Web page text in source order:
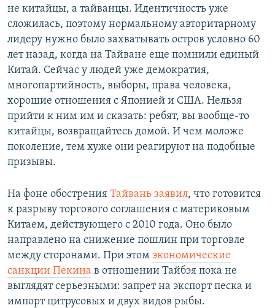
не китайцы, а тайванцы. Идентичность уже
сложилась, поэтому нормальному авторитарному
лидеру нужно было захватывать остров условно 60
лет назад, когда на Тайване еще помнили единый
Китай. Сейчас у людей уже демократия,
многопартийность, выборы, права человека,
хорошие отношения с Японией и США. Нельзя
прийти к ним им и сказать: ребят, вы вообще-то
китайцы, возвращайтесь домой. И чем моложе
поколение, тем хуже они реагируют на подобные
призывы.
На фоне обострения Тайвань заявил, что готовится
к разрыву торгового соглашения с материковым
Китаем, действующего с 2010 года. Оно было
направлено на снижение пошлин при торговле
между сторонами. При этом экономические
санкции Пекина в отношении Тайбэя пока не
выглядят серьезными: запрет на экспорт песка и
импорт цитрусовых и двух видов рыбы.